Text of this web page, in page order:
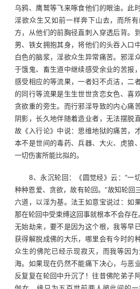
乌鸦、鹰鹫等飞来啄食他们的眼油。此
淫欲众生又如前一样奔下山去，而所
方，从他们的前胸径直刺入穿透后背。
男、铁女拥抱其身，将他们的头吞入口
白色的脑浆，淫欲众生异常痛苦。邪淫
于饿鬼、畜生道中继续感受余业的苦报
感受相应的等流果，一者妇不贞洁，二
的同行等流果是生生世世贪恋女色、喜
贪欲重的旁生。而行邪淫导致的内心痛
阴影，长久地伴随着造业者，无法摆脱
故《入行论》中说：思维地狱的痛苦，
本不是世间的毒药、兵器、大火、虎狼
一切伤害所能比拟的。
8、永沉轮回：《圆觉经》云：“一
种种恩爱、贪欲，故有轮回。”故知轮回
六道，以淫为基。法王如意宝说过：如
那在轮回中受束缚这回事就根本不会存在
无始劫来，要不是因为这个根，我等早
获得解脱成佛的大乐，哪里会有今时的
众生的佛陀已经示现寂灭，而我等因
海。如果现在仍然不能痛下决心，与恶
反复复在轮回中升沉了！往昔佛陀弟子